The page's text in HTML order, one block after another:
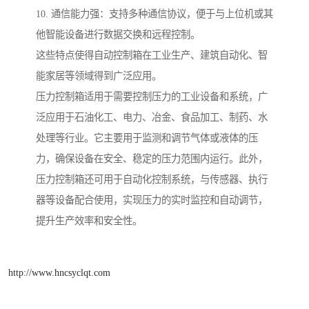
10. 通信能力强：支持多种通信协议，便于与上位机或其
他智能设备进行数据交换和远程控制。
这些特点使得自动控制箱在工业生产、建筑自动化、智
能家居等领域得到广泛应用。
压力控制箱适用于需要控制压力的工业设备和系统，广
泛应用于石油化工、电力、冶金、食品加工、制药、水
处理等行业。它主要用于监测和调节气体或液体的压
力，确保设备在安全、稳定的压力范围内运行。此外，
压力控制箱还可用于自动化控制系统，与传感器、执行
器等设备配合使用，实现压力的实时监控和自动调节，
提升生产效率和安全性。
http://www.hncsyclqt.com